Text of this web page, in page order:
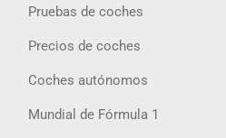
Pruebas de coches
Precios de coches
Coches autónomos
Mundial de Fórmula 1